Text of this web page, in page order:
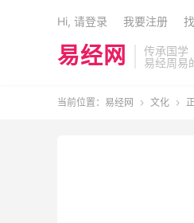
易经网
传承国学
易经周易
Hi, 请登录 我要注册
当前位置： 易经网  文化 